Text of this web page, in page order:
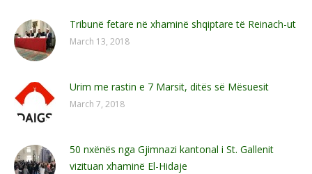
Tribunë fetare në xhaminë shqiptare të Reinach-ut
March 13, 2018
Urim me rastin e 7 Marsit, ditës së Mësuesit
March 7, 2018
50 nxënës nga Gjimnazi kantonal i St. Gallenit
vizituan xhaminë El-Hidaje